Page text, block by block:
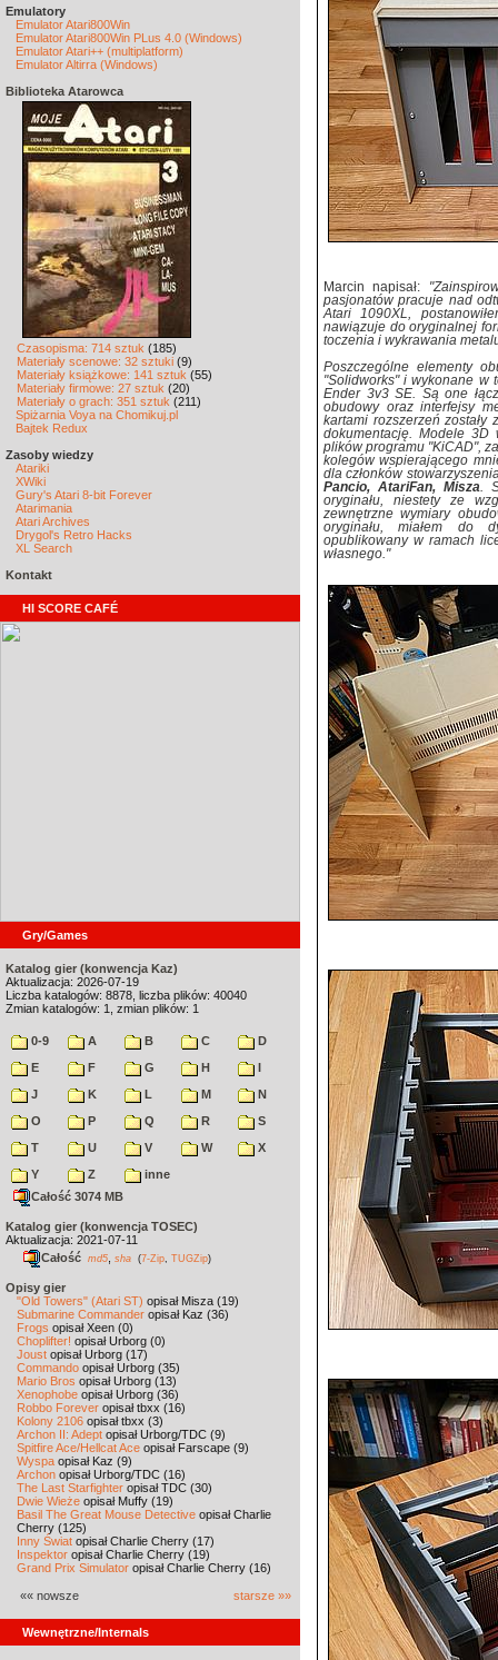
Emulatory
Emulator Atari800Win
Emulator Atari800Win PLus 4.0 (Windows)
Emulator Atari++ (multiplatform)
Emulator Altirra (Windows)
Biblioteka Atarowca
Czasopisma: 714 sztuk (185)
Materiały scenowe: 32 sztuki (9)
Materiały książkowe: 141 sztuk (55)
Materiały firmowe: 27 sztuk (20)
Materiały o grach: 351 sztuk (211)
Spiżarnia Voya na Chomikuj.pl
Bajtek Redux
Zasoby wiedzy
Atariki
XWiki
Gury's Atari 8-bit Forever
Atarimania
Atari Archives
Drygol's Retro Hacks
XL Search
Kontakt
HI SCORE CAFÉ
Gry/Games
Katalog gier (konwencja Kaz)
Aktualizacja: 2026-07-19
Liczba katalogów: 8878, liczba plików: 40040
Zmian katalogów: 1, zmian plików: 1
0-9 A B C
D
E
F G H
I
J
K L M
N
O
P Q R
S
T
U V W
X
Y
Z
inne
Całość 3074 MB
Katalog gier (konwencja TOSEC)
Aktualizacja: 2021-07-11
Całość md5 sha (7-Zip TUGZip)
Opisy gier
"Old Towers" (Atari ST) opisał Misza (19)
Submarine Commander opisał Kaz (36)
Frogs opisał Xeen (0)
Choplifter! opisał Urborg (0)
Joust opisał Urborg (17)
Commando opisał Urborg (35)
Mario Bros opisał Urborg (13)
Xenophobe opisał Urborg (36)
Robbo Forever opisał tbxx (16)
Kolony 2106 opisał tbxx (3)
Archon II: Adept opisał Urborg/TDC (9)
Spitfire Ace/Hellcat Ace opisał Farscape (9)
Wyspa opisał Kaz (9)
Archon opisał Urborg/TDC (16)
The Last Starfighter opisał TDC (30)
Dwie Wieże opisał Muffy (19)
Basil The Great Mouse Detective opisał Charlie
Cherry (125)
Inny Świat opisał Charlie Cherry (17)
Inspektor opisał Charlie Cherry (19)
Grand Prix Simulator opisał Charlie Cherry (16)
«« nowsze starsze »»
Wewnętrzne/Internals
Marcin napisał:
pasjonatów pracuje nad
Atari 1090XL,
nawiązuje do oryginalnej
toczenia i wykrawania
Poszczególne elementy
"Solidworks" i wykonane w
Ender 3v3 SE. Są one
obudowy oraz interfejsy
kartami rozszerzeń
dokumentację. Modele 3D
plików programu "KiCAD",
kolegów wspierającego
dla członków
Pancio, AtariFan, Misza
.
oryginału, niestety ze
zewnętrzne wymiary
oryginału, miałem do
opublikowany w ramach
własnego."